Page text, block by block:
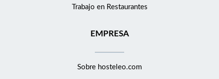
Trabajo en Restaurantes
EMPRESA
Sobre hosteleo.com